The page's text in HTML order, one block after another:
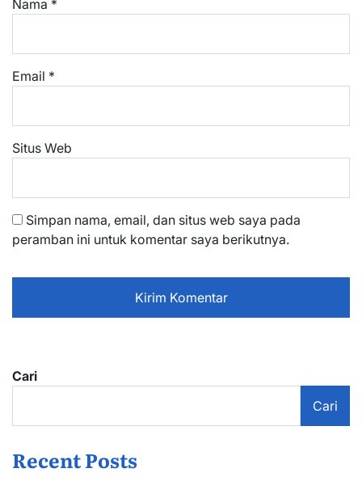
Nama *
Email *
Situs Web
Simpan nama, email, dan situs web saya pada
peramban ini untuk komentar saya berikutnya.
Cari
Cari
Recent Posts